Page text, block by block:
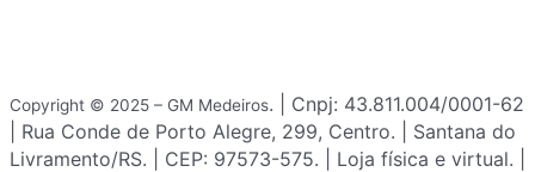
Copyright © 2025 – GM Medeiros. | Cnpj: 43.811.004/0001-62
| Rua Conde de Porto Alegre, 299, Centro. | Santana do
Livramento/RS. | CEP: 97573-575. | Loja física e virtual. |